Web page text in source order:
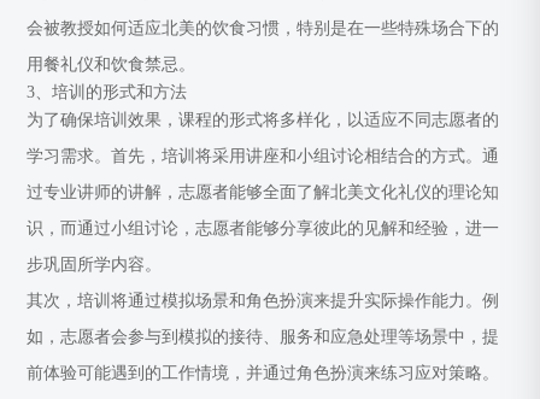
会被教授如何适应北美的饮食习惯，特别是在一些特殊场合下的
用餐礼仪和饮食禁忌。
3、培训的形式和方法
为了确保培训效果，课程的形式将多样化，以适应不同志愿者的
学习需求。首先，培训将采用讲座和小组讨论相结合的方式。通
过专业讲师的讲解，志愿者能够全面了解北美文化礼仪的理论知
识，而通过小组讨论，志愿者能够分享彼此的见解和经验，进一
步巩固所学内容。
其次，培训将通过模拟场景和角色扮演来提升实际操作能力。例
如，志愿者会参与到模拟的接待、服务和应急处理等场景中，提
前体验可能遇到的工作情境，并通过角色扮演来练习应对策略。